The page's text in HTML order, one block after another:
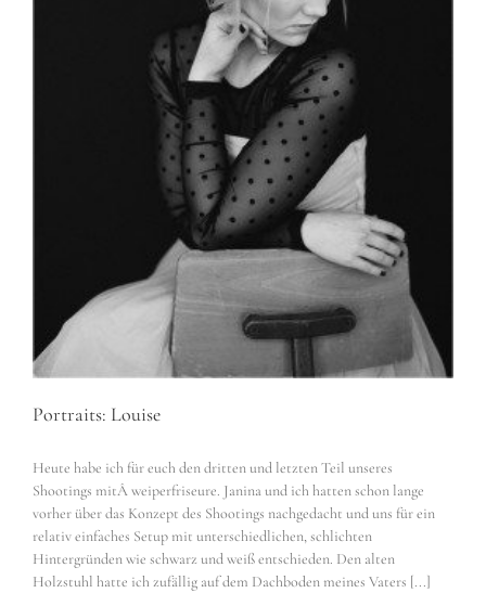
Portraits: Louise
Heute habe ich für euch den dritten und letzten Teil unseres
Shootings mitÂ weiperfriseure. Janina und ich hatten schon lange
vorher über das Konzept des Shootings nachgedacht und uns für ein
relativ einfaches Setup mit unterschiedlichen, schlichten
Hintergründen wie schwarz und weiß entschieden. Den alten
Holzstuhl hatte ich zufällig auf dem Dachboden meines Vaters [...]